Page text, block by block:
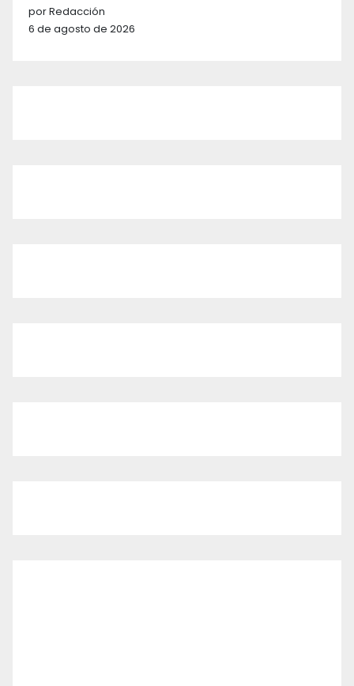
por Redacción
6 de agosto de 2026